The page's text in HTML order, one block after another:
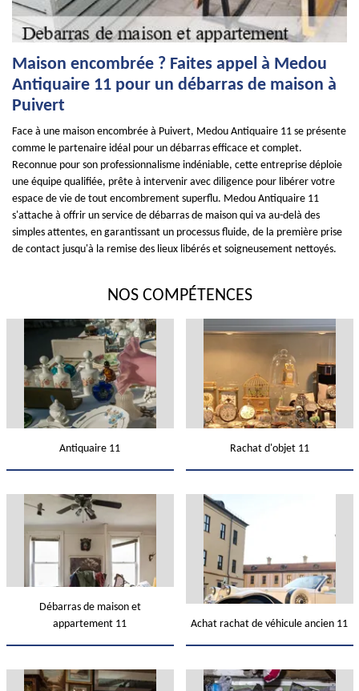
Maison encombrée ? Faites appel à Medou
Antiquaire 11 pour un débarras de maison à
Puivert
Face à une maison encombrée à Puivert, Medou Antiquaire 11 se présente
comme le partenaire idéal pour un débarras efficace et complet.
Reconnue pour son professionnalisme indéniable, cette entreprise déploie
une équipe qualifiée, prête à intervenir avec diligence pour libérer votre
espace de vie de tout encombrement superflu. Medou Antiquaire 11
s'attache à offrir un service de débarras de maison qui va au-delà des
simples attentes, en garantissant un processus fluide, de la première prise
de contact jusqu'à la remise des lieux libérés et soigneusement nettoyés.
NOS COMPÉTENCES
Antiquaire 11 Rachat d'objet 11
Débarras de maison et
appartement 11
Achat rachat de véhicule ancien 11